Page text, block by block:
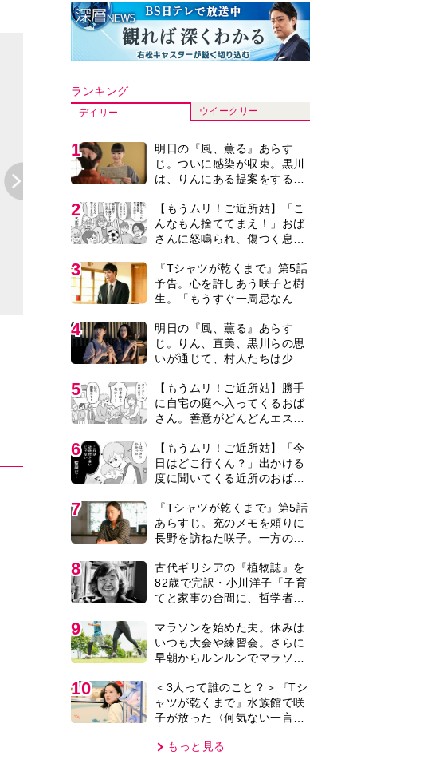
（写真提供：Photo AC）
ランキング
デイリー ウイークリー
1
明日の『風、薫る』あらす
じ。ついに感染が収束。黒川
は、りんにある提案をする＜
2
【もうムリ！ご近所姑】「こ
んなもん捨ててまえ！」おば
さんに怒鳴られ、傷つく息
【第3話】
3
『Tシャツが乾くまで』第5話
予告。心を許しあう咲子と樹
生。「もうすぐ一周忌なんで
レあり＞
4
明日の『風、薫る』あらす
じ。りん、直美、黒川らの思
いが通じて、村人たちは少し
バレあり＞
5
【もうムリ！ご近所姑】勝手
に自宅の庭へ入ってくるおば
さん。善意がどんどんエスカ
6
【もうムリ！ご近所姑】「今
日はどこ行くん？」出かける
度に聞いてくる近所のおばさ
まり…【第1話】
7
『Tシャツが乾くまで』第5話
あらすじ。充のメモを頼りに
長野を訪ねた咲子。一方の樹
タバレあり＞
8
古代ギリシアの『植物誌』を
82歳で完訳・小川洋子「子育
てと家事の合間に、哲学者テ
年」
9
マラソンを始めた夫。休みは
いつも大会や練習会。さらに
早朝からルンルンでマラソン
うになり…
10
＜3人って誰のこと？＞『Tシ
ャツが乾くまで』水族館で咲
子が放った〈何気ない一言〉
線？」「子どもの話だと…」
もっと見る